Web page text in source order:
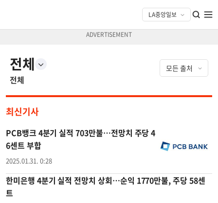
전체
전체
최신기사
PCB뱅크 4분기 실적 703만불…전망치 주당 4
6센트 부합
2025.01.31. 0:28
한미은행 4분기 실적 전망치 상회…순익 1770만불, 주당 58센
트